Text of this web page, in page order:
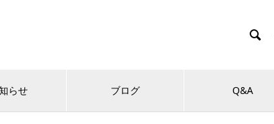

らせ ブログ Q&A